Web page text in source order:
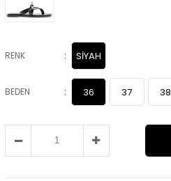
RENK : SİYAH
BEDEN : 36 37 38